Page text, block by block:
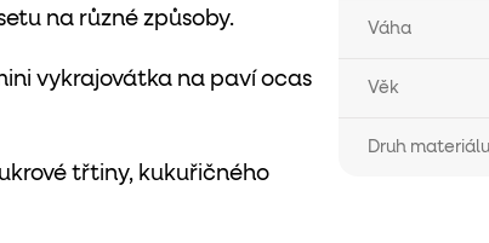
na různé způsoby.
vykrajovátka na paví ocas
třtiny, kukuřičného
Váha
Věk
Druh materiálu